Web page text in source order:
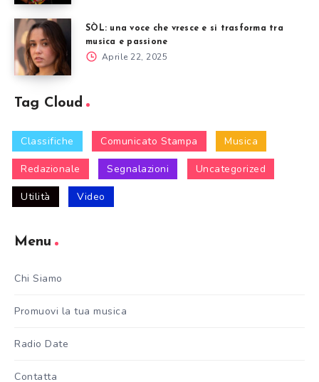
SÒL: una voce che vresce e si trasforma tra
musica e passione
Aprile 22, 2025
Tag Cloud
Classifiche Comunicato Stampa Musica
Redazionale Segnalazioni Uncategorized
Utilità Video
Menu
Chi Siamo
Promuovi la tua musica
Radio Date
Contatta